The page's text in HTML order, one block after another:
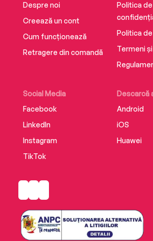
Despre noi
Creează un cont
Cum funcționează
Retragere din comandă
Social Media
Facebook
LinkedIn
Instagram
TikTok
Descarcă
Android
iOS
Huawei
Politica de
Politica
Termeni